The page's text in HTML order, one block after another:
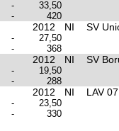
-
33,50
- 420
2012 NI SV
-
27,50
- 368
2012 NI SV
-
19,50
- 288
2012 NI LAV
-
23,50
- 330